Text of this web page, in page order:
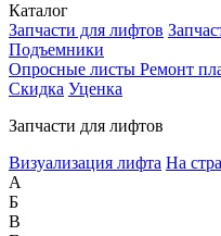
Каталог
Запчасти для лифтов
Подъемники
Опросные листы Ремонт
Скидка Уценка
Запчасти для лифтов
Визуализация лифта На
А
Б
В